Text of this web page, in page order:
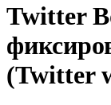
Twitter
(Twitter